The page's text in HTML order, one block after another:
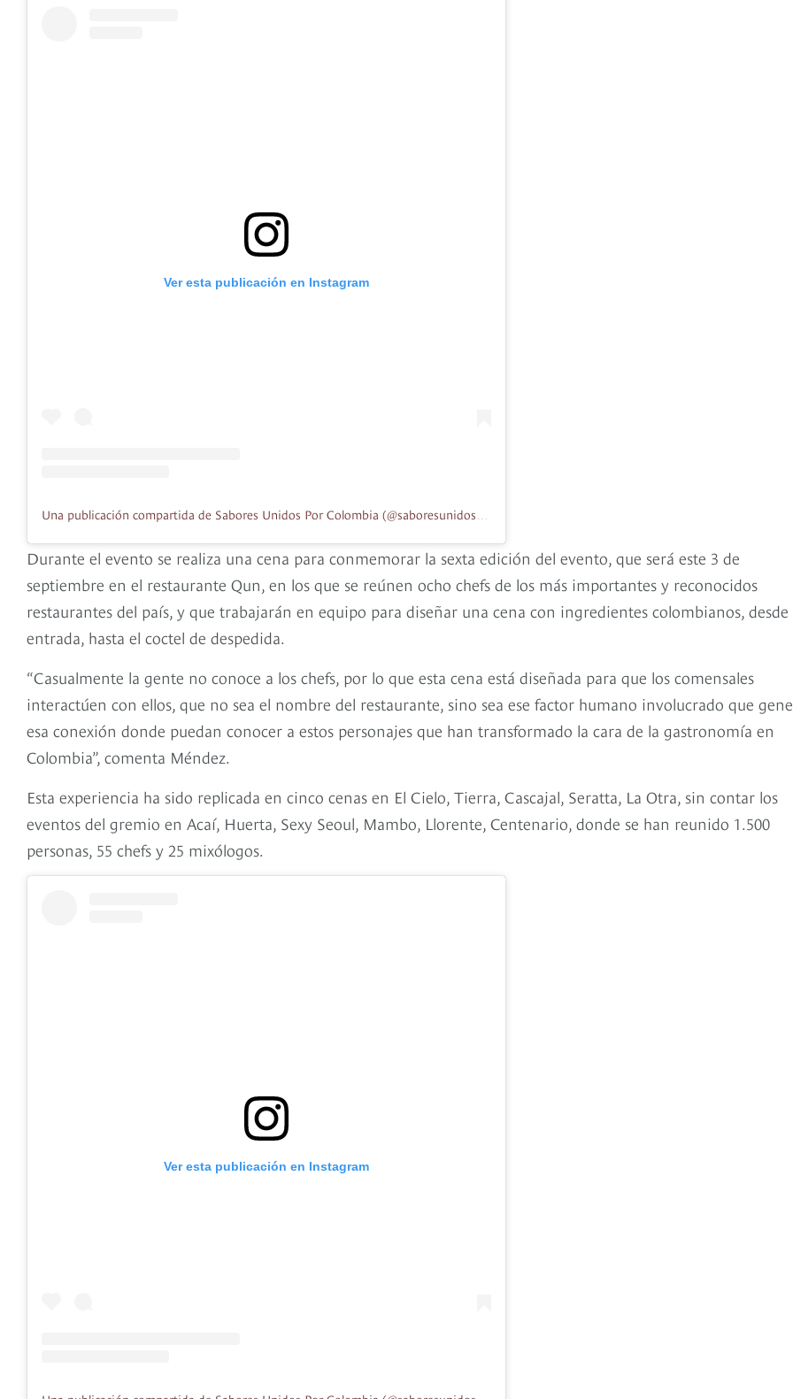
Ver esta publicación en Instagram
Durante el evento se realiza una cena para conmemorar la sexta edición del evento, que será este 3 de
septiembre en el restaurante Qun, en los que se reúnen ocho chefs de los más importantes y reconocidos
restaurantes del país, y que trabajarán en equipo para diseñar una cena con ingredientes colombianos, desde
entrada, hasta el coctel de despedida.
“Casualmente la gente no conoce a los chefs, por lo que esta cena está diseñada para que los comensales
interactúen con ellos, que no sea el nombre del restaurante, sino sea ese factor humano involucrado que
esa conexión donde puedan conocer a estos personajes que han transformado la cara de la gastronomía en
Colombia”, comenta Méndez.
Esta experiencia ha sido replicada en cinco cenas en El Cielo, Tierra, Cascajal, Seratta, La Otra, sin contar los
eventos del gremio en Acaí, Huerta, Sexy Seoul, Mambo, Llorente, Centenario, donde se han reunido 1.500
personas, 55 chefs y 25 mixólogos.
Ver esta publicación en Instagram